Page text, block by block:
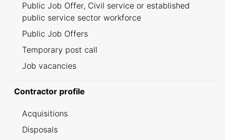
Public Job Offer, Civil service or established
public service sector workforce
Public Job Offers
Temporary post call
Job vacancies
Contractor profile
Acquisitions
Disposals